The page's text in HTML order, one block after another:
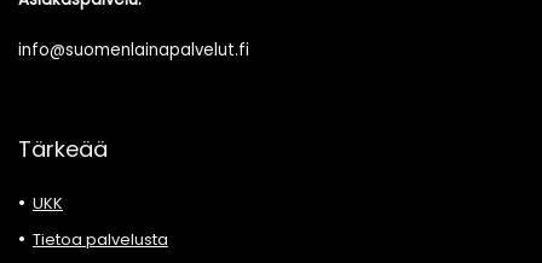
info@suomenlainapalvelut.fi
Tärkeää
UKK
Tietoa palvelusta